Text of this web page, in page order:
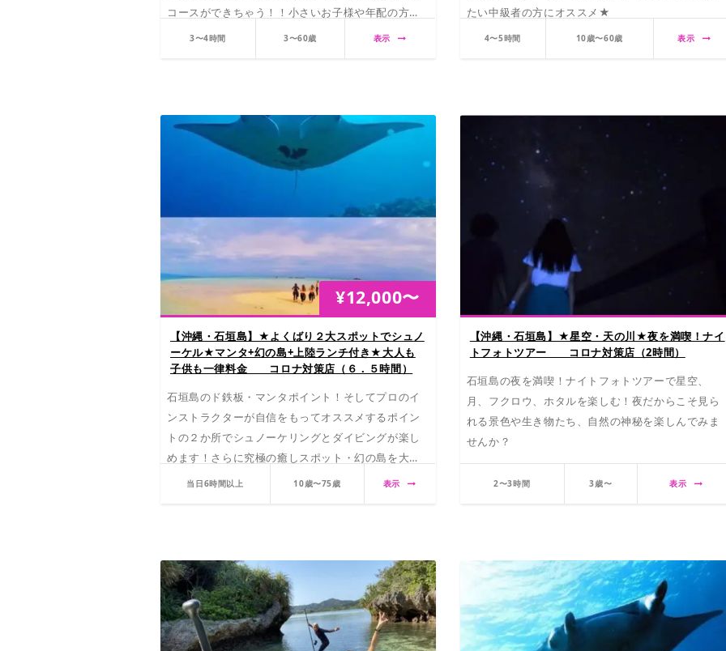
コースができちゃう！！小さいお子様や年配の方達
に特にオススメ！！
3〜4時間 3〜60歳 表示
たい中級者の方にオススメ★
4〜5時間 10歳〜60歳 表示
¥12,000〜
【沖縄・石垣島】★よくばり２大スポットでシュノ
ーケル★マンタ+幻の島+上陸ランチ付き★大人も
子供も一律料金 コロナ対策店（６．５時間）
石垣島のド鉄板・マンタポイント！そしてプロのイ
ンストラクターが自信をもってオススメするポイン
トの２か所でシュノーケリングとダイビングが楽し
めます！さらに究極の癒しスポット・幻の島を大満
喫 ♪ロケーション抜群の幻の島でランチタイム＆撮
当日6時間以上 10歳〜75歳 表示
【沖縄・石垣島】★星空・天の川★夜を満喫！ナイ
トフォトツアー コロナ対策店（2時間）
石垣島の夜を満喫！ナイトフォトツアーで星空、
月、フクロウ、ホタルを楽しむ！夜だからこそ見ら
れる景色や生き物たち、自然の神秘を楽しんでみま
せんか？
2〜3時間 3歳〜 表示